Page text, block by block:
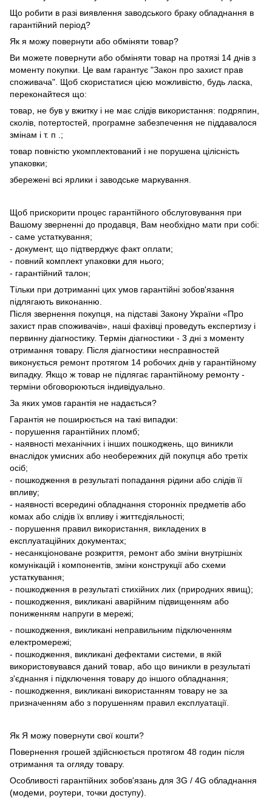
Що робити в разі виявлення заводського браку обладнання в
гарантійний період?
Як я можу повернути або обміняти товар?
Ви можете повернути або обміняти товар на протязі 14 днів з
моменту покупки. Це вам гарантує "Закон про захист прав
споживача". Щоб скористатися цією можливістю, будь ласка,
переконайтеся що:
товар, не був у вжитку і не має слідів використання: подряпин,
сколів, потертостей, програмне забезпечення не піддавалося
змінам і т. п .;
товар повністю укомплектований і не порушена цілісність
упаковки;
збережені всі ярлики і заводське маркування.
Щоб прискорити процес гарантійного обслуговування при
Вашому зверненні до продавця, Вам необхідно мати при собі:
- саме устаткування;
- документ, що підтверджує факт оплати;
- повний комплект упаковки для нього;
- гарантійний талон;
Тільки при дотриманні цих умов гарантійні зобов'язання
підлягають виконанню.
Після звернення покупця, на підставі Закону України «Про
захист прав споживачів», наші фахівці проведуть експертизу і
первинну діагностику. Термін діагностики - 3 дні з моменту
отримання товару. Після діагностики несправностей
виконується ремонт протягом 14 робочих днів у гарантійному
випадку. Якщо ж товар не підлягає гарантійному ремонту -
терміни обговорюються індивідуально.
За яких умов гарантія не надається?
Гарантія не поширюється на такі випадки:
- порушення гарантійних пломб;
- наявності механічних і інших пошкоджень, що виникли
внаслідок умисних або необережних дій покупця або третіх
осіб;
- пошкодження в результаті попадання рідини або слідів її
впливу;
- наявності всередині обладнання сторонніх предметів або
комах або слідів їх впливу і життєдіяльності;
- порушення правил використання, викладених в
експлуатаційних документах;
- несанкціоноване розкриття, ремонт або зміни внутрішніх
комунікацій і компонентів, зміни конструкції або схеми
устаткування;
- пошкодження в результаті стихійних лих (природних явищ);
- пошкодження, викликані аварійним підвищенням або
пониженням напруги в мережі;
- пошкодження, викликані неправильним підключенням
електромережі;
- пошкодження, викликані дефектами системи, в якій
використовувався даний товар, або що виникли в результаті
з'єднання і підключення товару до іншого обладнання;
- пошкодження, викликані використанням товару не за
призначенням або з порушенням правил експлуатації.
Як Я можу повернути свої кошти?
Повернення грошей здійснюється протягом 48 годин після
отримання та огляду товару.
Особливості гарантійних зобов'язань для 3G / 4G обладнання
(модеми, роутери, точки доступу).